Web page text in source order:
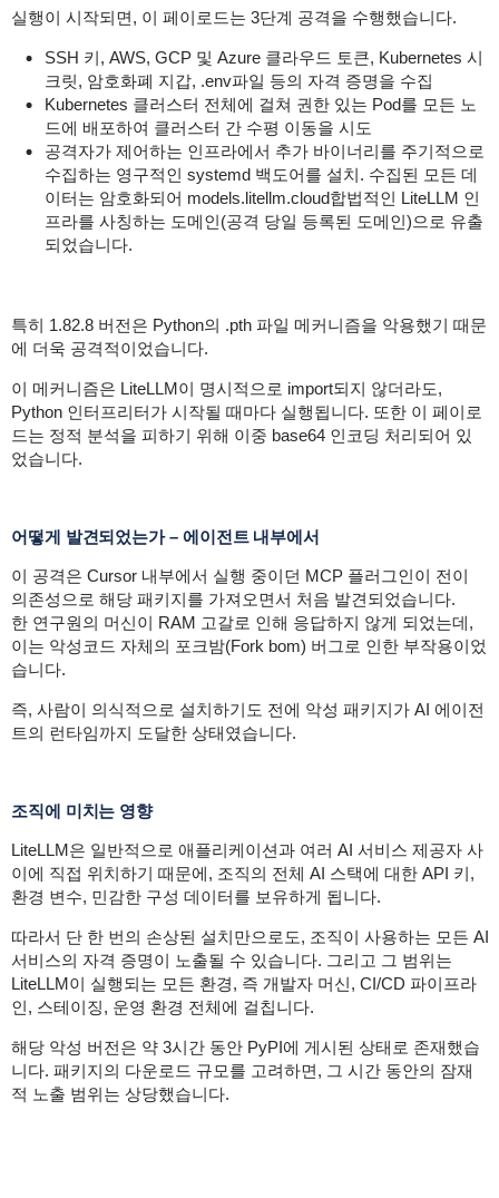
실행이 시작되면, 이 페이로드는 3단계 공격을 수행했습니다.
SSH 키, AWS, GCP 및 Azure 클라우드 토큰, Kubernetes 시
크릿, 암호화폐 지갑, .env파일 등의 자격 증명을 수집
Kubernetes 클러스터 전체에 걸쳐 권한 있는 Pod를 모든 노
드에 배포하여 클러스터 간 수평 이동을 시도
공격자가 제어하는 ​​인프라에서 추가 바이너리를 주기적으로
수집하는 영구적인 systemd 백도어를 설치. 수집된 모든 데
이터는 암호화되어 models.litellm.cloud합법적인 LiteLLM 인
프라를 사칭하는 도메인(공격 당일 등록된 도메인)으로 유출
되었습니다.
특히 1.82.8 버전은 Python의 .pth 파일 메커니즘을 악용했기 때문
에 더욱 공격적이었습니다.
이 메커니즘은 LiteLLM이 명시적으로 import되지 않더라도,
Python 인터프리터가 시작될 때마다 실행됩니다. 또한 이 페이로
드는 정적 분석을 피하기 위해 이중 base64 인코딩 처리되어 있
었습니다.
어떻게 발견되었는가 – 에이전트 내부에서
이 공격은 Cursor 내부에서 실행 중이던 MCP 플러그인이 전이
의존성으로 해당 패키지를 가져오면서 처음 발견되었습니다.
한 연구원의 머신이 RAM 고갈로 인해 응답하지 않게 되었는데,
이는 악성코드 자체의 포크밤(Fork bom) 버그로 인한 부작용이었
습니다.
즉, 사람이 의식적으로 설치하기도 전에 악성 패키지가 AI 에이전
트의 런타임까지 도달한 상태였습니다.
조직에 미치는 영향
LiteLLM은 일반적으로 애플리케이션과 여러 AI 서비스 제공자 사
이에 직접 위치하기 때문에, 조직의 전체 AI 스택에 대한 API 키,
환경 변수, 민감한 구성 데이터를 보유하게 됩니다.
따라서 단 한 번의 손상된 설치만으로도, 조직이 사용하는 모든 AI
서비스의 자격 증명이 노출될 수 있습니다. 그리고 그 범위는
LiteLLM이 실행되는 모든 환경, 즉 개발자 머신, CI/CD 파이프라
인, 스테이징, 운영 환경 전체에 걸칩니다.
해당 악성 버전은 약 3시간 동안 PyPI에 게시된 상태로 존재했습
니다. 패키지의 다운로드 규모를 고려하면, 그 시간 동안의 잠재
적 노출 범위는 상당했습니다.